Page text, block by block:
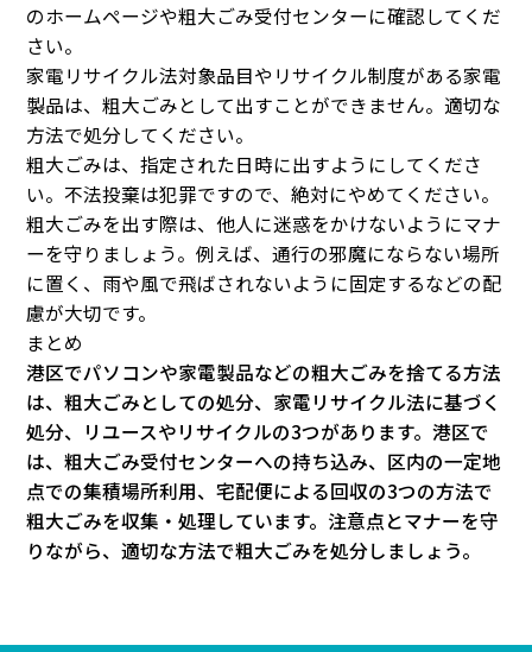
のホームページや粗大ごみ受付センターに確認してくだ
さい。
家電リサイクル法対象品目やリサイクル制度がある家電
製品は、粗大ごみとして出すことができません。適切な
方法で処分してください。
粗大ごみは、指定された日時に出すようにしてくださ
い。不法投棄は犯罪ですので、絶対にやめてください。
粗大ごみを出す際は、他人に迷惑をかけないようにマナ
ーを守りましょう。例えば、通行の邪魔にならない場所
に置く、雨や風で飛ばされないように固定するなどの配
慮が大切です。
まとめ
港区でパソコンや家電製品などの粗大ごみを捨てる方法
は、粗大ごみとしての処分、家電リサイクル法に基づく
処分、リユースやリサイクルの3つがあります。港区で
は、粗大ごみ受付センターへの持ち込み、区内の一定地
点での集積場所利用、宅配便による回収の3つの方法で
粗大ごみを収集・処理しています。注意点とマナーを守
りながら、適切な方法で粗大ごみを処分しましょう。